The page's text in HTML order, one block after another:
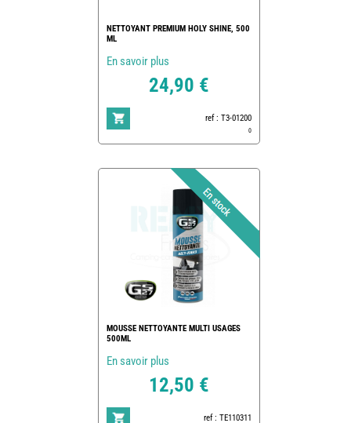
NETTOYANT PREMIUM HOLY SHINE, 500
ML
En savoir plus
24,90 €
ref : T3-01200
0
MOUSSE NETTOYANTE MULTI USAGES
500ML
En savoir plus
12,50 €
ref : TE110311